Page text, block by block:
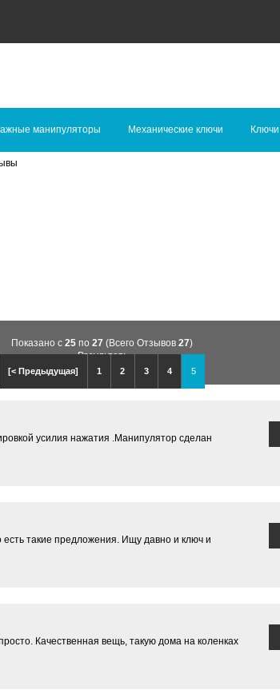
манипуляторы Механические ключи
Показано с 25по 27 (Всего Отзывов 27)
Результат:
[< Предыдущая] 1 2 3 4 5
усилия нажатия .Манипулятор сделан
есть такие предложения. Ищу давно и ключ и
Качественная вещь, такую дома на коленках